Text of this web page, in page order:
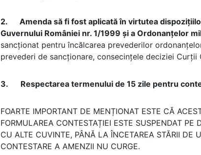
2.
Amenda să fi fost aplicată în virtutea
Guvernului României nr. 1/1999 și a Ordonanțelor
sancționat pentru încălcarea prevederilor
prevederi de sancționare, consecințele deciziei Curții
3. Respectarea termenului de 15 zile pentru
FOARTE IMPORTANT DE MENȚIONAT ESTE CĂ
FORMULAREA CONTESTAȚIEI ESTE SUSPENDAT PE
CU ALTE CUVINTE, PÂNĂ LA ÎNCETAREA STĂRII DE
CONTESTARE A AMENZII NU CURGE.